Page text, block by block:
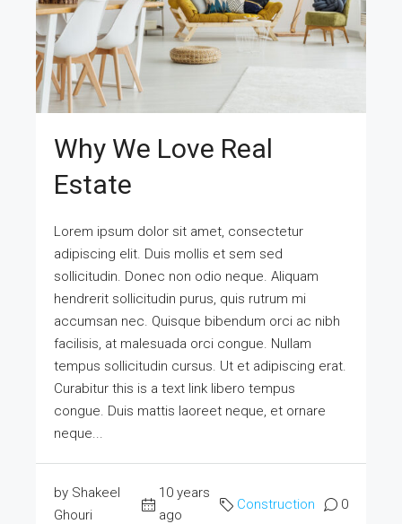
Why We Love Real
Estate
Lorem ipsum dolor sit amet, consectetur
adipiscing elit. Duis mollis et sem sed
sollicitudin. Donec non odio neque. Aliquam
hendrerit sollicitudin purus, quis rutrum mi
accumsan nec. Quisque bibendum orci ac nibh
facilisis, at malesuada orci congue. Nullam
tempus sollicitudin cursus. Ut et adipiscing erat.
Curabitur this is a text link libero tempus
congue. Duis mattis laoreet neque, et ornare
neque...
by Shakeel
Ghouri
10 years
ago
Construction 0